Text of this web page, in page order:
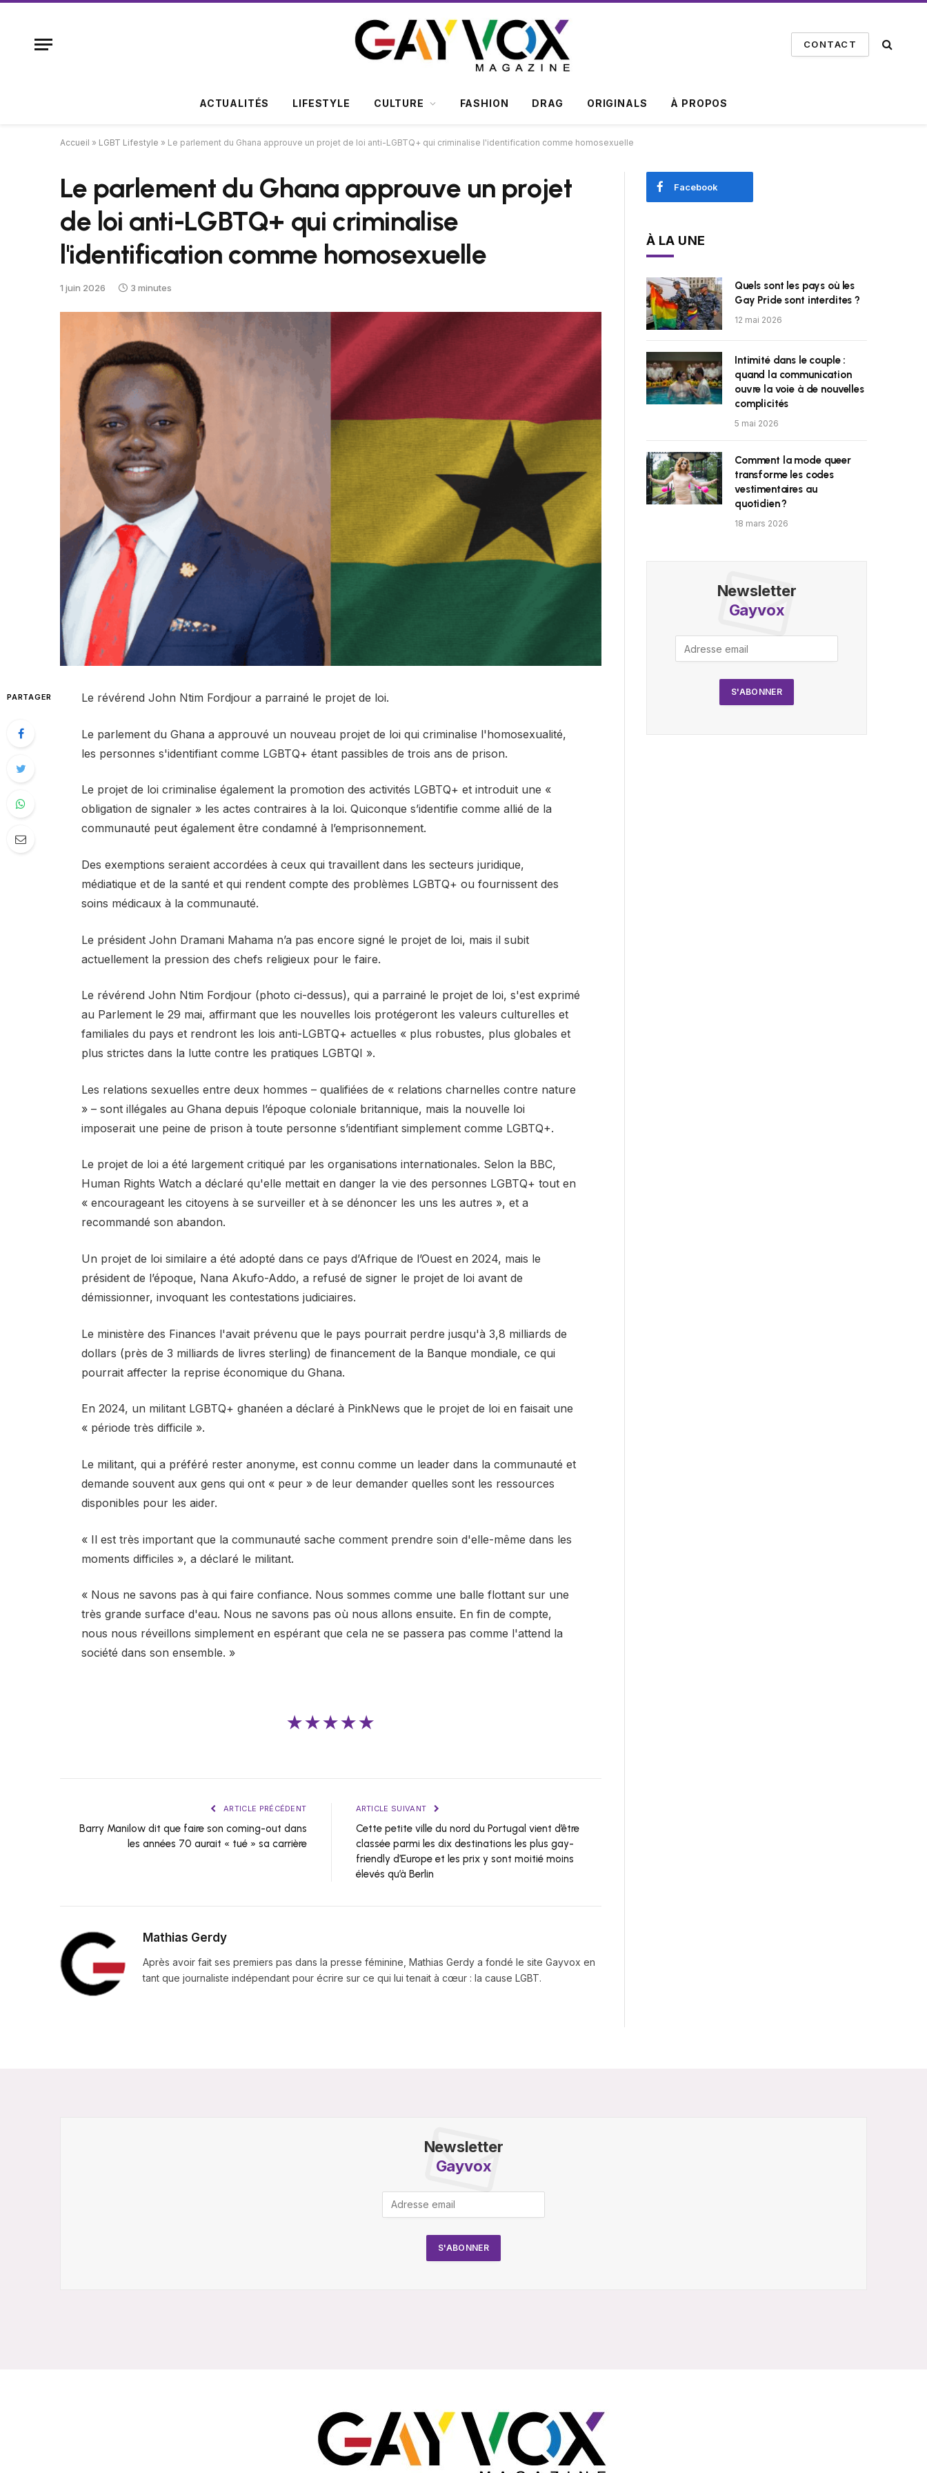
CONTACT
ACTUALITÉS LIFESTYLE CULTURE FASHION DRAG ORIGINALS À PROPOS
Accueil » LGBT Lifestyle » Le parlement du Ghana approuve un projet de loi anti-LGBTQ+ qui criminalise l'identification comme homosexuelle
Le parlement du Ghana approuve un projet
de loi anti-LGBTQ+ qui criminalise
l'identification comme homosexuelle
1 juin 2026 3 minutes
PARTAGER Le révérend John Ntim Fordjour a parrainé le projet de loi.
Le parlement du Ghana a approuvé un nouveau projet de loi qui criminalise l'homosexualité,
les personnes s'identifiant comme LGBTQ+ étant passibles de trois ans de prison.
Le projet de loi criminalise également la promotion des activités LGBTQ+ et introduit une «
obligation de signaler » les actes contraires à la loi. Quiconque s’identifie comme allié de la
communauté peut également être condamné à l’emprisonnement.
Des exemptions seraient accordées à ceux qui travaillent dans les secteurs juridique,
médiatique et de la santé et qui rendent compte des problèmes LGBTQ+ ou fournissent des
soins médicaux à la communauté.
Le président John Dramani Mahama n’a pas encore signé le projet de loi, mais il subit
actuellement la pression des chefs religieux pour le faire.
Le révérend John Ntim Fordjour (photo ci-dessus), qui a parrainé le projet de loi, s'est exprimé
au Parlement le 29 mai, affirmant que les nouvelles lois protégeront les valeurs culturelles et
familiales du pays et rendront les lois anti-LGBTQ+ actuelles « plus robustes, plus globales et
plus strictes dans la lutte contre les pratiques LGBTQI ».
Les relations sexuelles entre deux hommes – qualifiées de « relations charnelles contre nature
» – sont illégales au Ghana depuis l’époque coloniale britannique, mais la nouvelle loi
imposerait une peine de prison à toute personne s’identifiant simplement comme LGBTQ+.
Le projet de loi a été largement critiqué par les organisations internationales. Selon la BBC,
Human Rights Watch a déclaré qu'elle mettait en danger la vie des personnes LGBTQ+ tout en
« encourageant les citoyens à se surveiller et à se dénoncer les uns les autres », et a
recommandé son abandon.
Un projet de loi similaire a été adopté dans ce pays d’Afrique de l’Ouest en 2024, mais le
président de l’époque, Nana Akufo-Addo, a refusé de signer le projet de loi avant de
démissionner, invoquant les contestations judiciaires.
Le ministère des Finances l'avait prévenu que le pays pourrait perdre jusqu'à 3,8 milliards de
dollars (près de 3 milliards de livres sterling) de financement de la Banque mondiale, ce qui
pourrait affecter la reprise économique du Ghana.
En 2024, un militant LGBTQ+ ghanéen a déclaré à PinkNews que le projet de loi en faisait une
« période très difficile ».
Le militant, qui a préféré rester anonyme, est connu comme un leader dans la communauté et
demande souvent aux gens qui ont « peur » de leur demander quelles sont les ressources
disponibles pour les aider.
« Il est très important que la communauté sache comment prendre soin d'elle-même dans les
moments difficiles », a déclaré le militant.
« Nous ne savons pas à qui faire confiance. Nous sommes comme une balle flottant sur une
très grande surface d'eau. Nous ne savons pas où nous allons ensuite. En fin de compte,
nous nous réveillons simplement en espérant que cela ne se passera pas comme l'attend la
société dans son ensemble. »
★★★★★
ARTICLE PRÉCÉDENT
Barry Manilow dit que faire son coming-out dans
les années 70 aurait « tué » sa carrière
ARTICLE SUIVANT
Cette petite ville du nord du Portugal vient d’être
classée parmi les dix destinations les plus gay-
friendly d’Europe et les prix y sont moitié moins
élevés qu’à Berlin
Mathias Gerdy
Après avoir fait ses premiers pas dans la presse féminine, Mathias Gerdy a fondé le site Gayvox en
tant que journaliste indépendant pour écrire sur ce qui lui tenait à cœur : la cause LGBT.
Facebook
À LA UNE
Quels sont les pays où les
Gay Pride sont interdites ?
12 mai 2026
Intimité dans le couple :
quand la communication
ouvre la voie à de nouvelles
complicités
5 mai 2026
Comment la mode queer
transforme les codes
vestimentaires au
quotidien ?
18 mars 2026
Newsletter
Gayvox
Newsletter
Gayvox